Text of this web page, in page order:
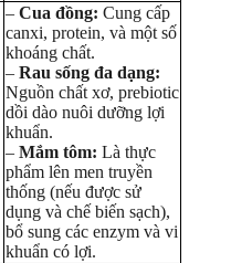
– Cua đồng: Cung cấp
canxi, protein, và một số
khoáng chất.
– Rau sống đa dạng:
Nguồn chất xơ, prebiotic
dồi dào nuôi dưỡng lợi
khuẩn.
– Mắm tôm: Là thực
phẩm lên men truyền
thống (nếu được sử
dụng và chế biến sạch),
bổ sung các enzym và vi
khuẩn có lợi.